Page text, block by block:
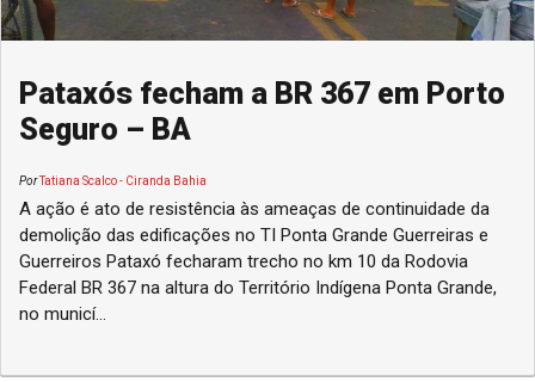
Pataxós fecham a BR 367 em Porto
Seguro – BA
PorTatiana Scalco - Ciranda Bahia
A ação é ato de resistência às ameaças de continuidade da
demolição das edificações no TI Ponta Grande Guerreiras e
Guerreiros Pataxó fecharam trecho no km 10 da Rodovia
Federal BR 367 na altura do Território Indígena Ponta Grande,
no municí...